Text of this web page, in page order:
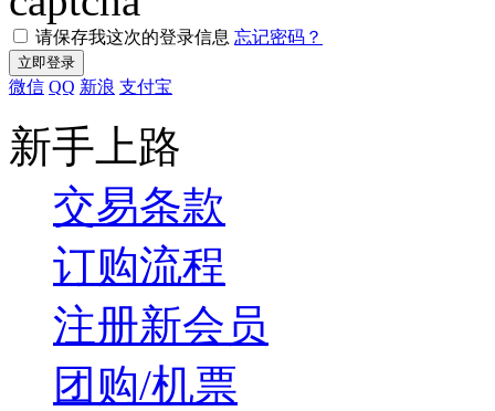
请保存我这次的登录信息 忘记密码？
微信 QQ 新浪 支付宝
新手上路
交易条款
订购流程
注册新会员
团购/机票